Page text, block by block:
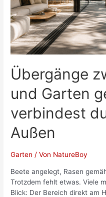
Übergänge
und Garten
verbindest
Außen
Garten / Von NatureBoy
Beete angelegt, Rasen
Trotzdem fehlt etwas. Viele
Blick: Der Bereich direkt am